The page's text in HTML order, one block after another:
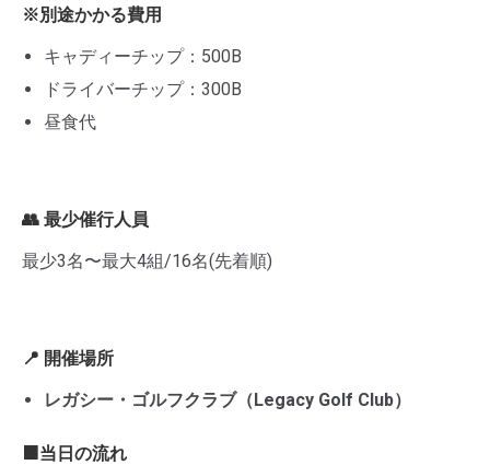
※別途かかる費用
キャディーチップ：500B
ドライバーチップ：300B
昼食代
👥 最少催行人員
最少3名〜最大4組/16名(先着順)
📍 開催場所
レガシー・ゴルフクラブ（Legacy Golf Club）
🟧当日の流れ